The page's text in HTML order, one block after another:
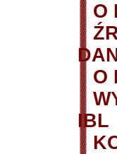
O
O
IBL